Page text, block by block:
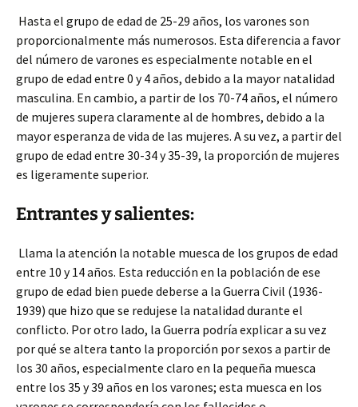
Hasta el grupo de edad de 25-29 años, los varones son
proporcionalmente más numerosos. Esta diferencia a favor
del número de varones es especialmente notable en el
grupo de edad entre 0 y 4 años, debido a la mayor natalidad
masculina. En cambio, a partir de los 70-74 años, el número
de mujeres supera claramente al de hombres, debido a la
mayor esperanza de vida de las mujeres. A su vez, a partir del
grupo de edad entre 30-34 y 35-39, la proporción de mujeres
es ligeramente superior.
Entrantes y salientes:
Llama la atención la notable muesca de los grupos de edad
entre 10 y 14 años. Esta reducción en la población de ese
grupo de edad bien puede deberse a la Guerra Civil (1936-
1939) que hizo que se redujese la natalidad durante el
conflicto. Por otro lado, la Guerra podría explicar a su vez
por qué se altera tanto la proporción por sexos a partir de
los 30 años, especialmente claro en la pequeña muesca
entre los 35 y 39 años en los varones; esta muesca en los